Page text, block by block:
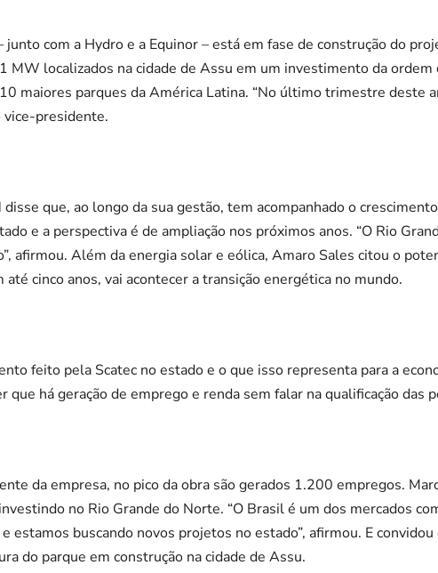
junto com a Hydro e a Equinor – está em fase de construção do
MW localizados na cidade de Assu em um investimento da
maiores parques da América Latina. “No último trimestre deste
vice-presidente.
disse que, ao longo da sua gestão, tem acompanhado o
e a perspectiva é de ampliação nos próximos anos. “O Rio
afirmou. Além da energia solar e eólica, Amaro Sales citou o
cinco anos, vai acontecer a transição energética no mundo.
feito pela Scatec no estado e o que isso representa para a
que há geração de emprego e renda sem falar na qualificação das
da empresa, no pico da obra são gerados 1.200 empregos.
no Rio Grande do Norte. “O Brasil é um dos mercados
estamos buscando novos projetos no estado”, afirmou. E
do parque em construção na cidade de Assu.